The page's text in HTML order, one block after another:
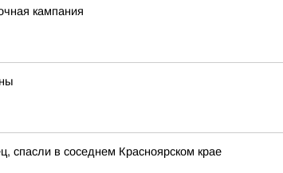
кампания
спасли в соседнем Красноярском крае